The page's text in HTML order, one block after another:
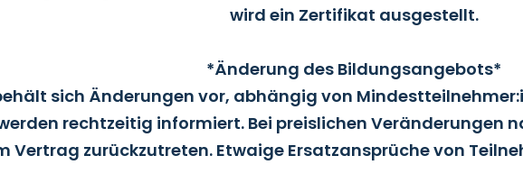
wird ein Zertifikat ausgestellt.
*Änderung des Bildungsangebots*
sich Änderungen vor, abhängig von
rechtzeitig informiert. Bei preislichen Veränderungen
Vertrag zurückzutreten. Etwaige Ersatzansprüche von